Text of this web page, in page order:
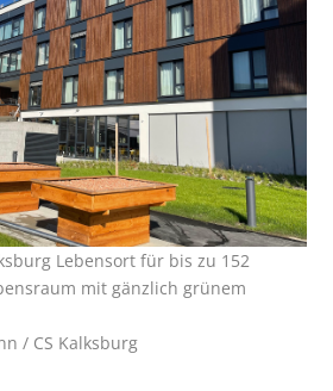
Lebensort für bis zu 152
mit gänzlich grünem
/ CS Kalksburg